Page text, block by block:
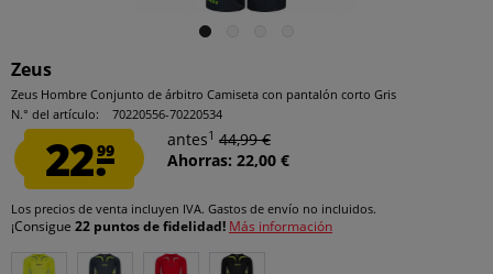
Zeus
Zeus Hombre Conjunto de árbitro Camiseta con pantalón corto Gris
N.° del artículo:
70220556-70220534
22.99
antes1 44,99 €
Ahorras: 22,00 €
Los precios de venta incluyen IVA. Gastos de envío no incluidos.
¡Consigue 22 puntos de fidelidad! Más información